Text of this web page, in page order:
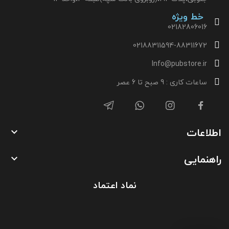
خط ویژه
02182806016
02188311594-88311672
Info@pubstore.ir
ساعات کاری : 9 صبح تا 6 عصر
اطلاعات 
راهنمایی 
نماد اعتماد